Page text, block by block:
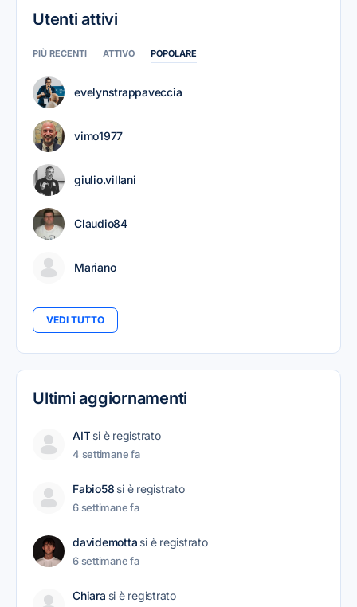
Utenti attivi
PIÙ RECENTI ATTIVO POPOLARE
evelynstrappaveccia
vimo1977
giulio.villani
Claudio84
Mariano
VEDI TUTTO
Ultimi aggiornamenti
AIT si è registrato
4 settimane fa
Fabio58 si è registrato
6 settimane fa
davidemotta si è registrato
6 settimane fa
Chiara si è registrato